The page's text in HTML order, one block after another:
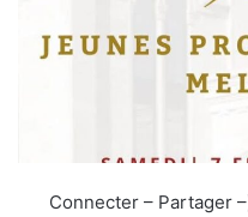
تحت شعار نتواصل ، نتشارك ، نبني ،(Connecter – Partager –